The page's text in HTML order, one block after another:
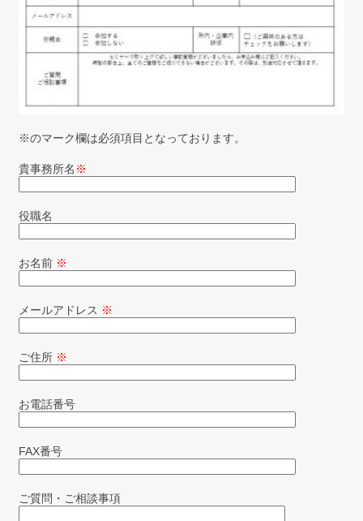
※のマーク欄は必須項目となっております。
貴事務所名 ※
役職名
お名前 ※
メールアドレス ※
ご住所 ※
お電話番号
FAX番号
ご質問・ご相談事項